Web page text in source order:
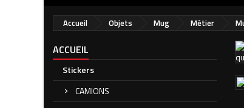
Accueil Objets Mug Métier
ACCUEIL
Stickers
CAMIONS